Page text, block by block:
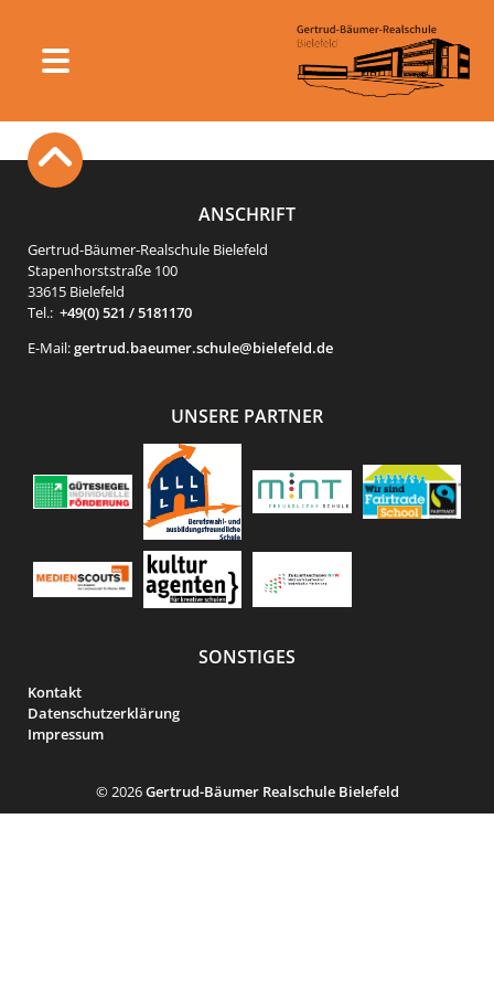
ANSCHRIFT
Gertrud-Bäumer-Realschule Bielefeld
Stapenhorststraße 100
33615 Bielefeld
Tel.: +49(0) 521 / 5181170
E-Mail:gertrud.baeumer.schule@bielefeld.de
UNSERE PARTNER
SONSTIGES
Kontakt
Datenschutzerklärung
Impressum
© 2026Gertrud-Bäumer Realschule Bielefeld